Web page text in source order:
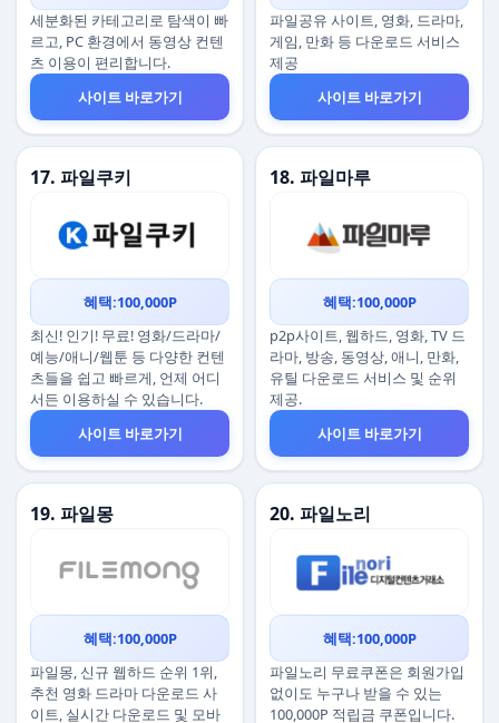
세분화된 카테고리로 탐색이 빠
르고, PC 환경에서 동영상 컨텐
츠 이용이 편리합니다.
사이트 바로가기
파일공유 사이트, 영화, 드라마,
게임, 만화 등 다운로드 서비스
제공
사이트 바로가기
17. 파일쿠키
혜택:100,000P
최신! 인기! 무료! 영화/드라마/
예능/애니/웹툰 등 다양한 컨텐
츠들을 쉽고 빠르게, 언제 어디
서든 이용하실 수 있습니다.
사이트 바로가기
18. 파일마루
혜택:100,000P
p2p사이트, 웹하드, 영화, TV 드
라마, 방송, 동영상, 애니, 만화,
유틸 다운로드 서비스 및 순위
제공.
사이트 바로가기
19. 파일몽
혜택:100,000P
파일몽, 신규 웹하드 순위 1위,
추천 영화 드라마 다운로드 사
이트, 실시간 다운로드 및 모바
20. 파일노리
혜택:100,000P
파일노리 무료쿠폰은 회원가입
없이도 누구나 받을 수 있는
100,000P 적립금 쿠폰입니다.